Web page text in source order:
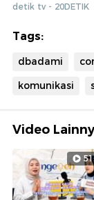
Pemkot
BCC adalah
tahun 2014
teknologi
Kota Bandung
bagaimana
detik tv - 20DETIK
Tags:
dbadami
komunikasi
Video